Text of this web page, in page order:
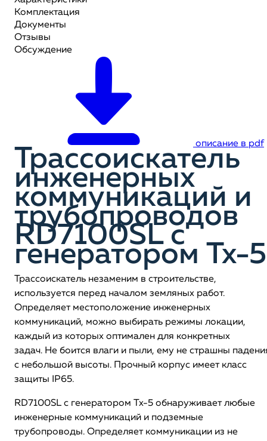
Комплектация
Документы
Отзывы
Обсуждение
описание в pdf
Трассоискатель
инженерных
коммуникаций и
трубопроводов
RD7100SL с
генератором Tx-5
Трассоискатель незаменим в строительстве,
используется перед началом земляных работ.
Определяет местоположение инженерных
коммуникаций, можно выбирать режимы локации,
каждый из которых оптимален для конкретных
задач. Не боится влаги и пыли, ему не страшны
с небольшой высоты. Прочный корпус имеет класс
защиты IP65.
RD7100SL с генератором Tx-5 обнаруживает любые
инженерные коммуникаций и подземные
трубопроводы. Определяет коммуникации из не